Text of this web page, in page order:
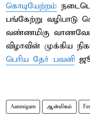
கொடியேற்றம்
பங்கேற்று
வண்ணமிகு
விழாவின் முக்கிய
பெரிய தேர் பவனி
Aanmigam ஆன்மிகம்